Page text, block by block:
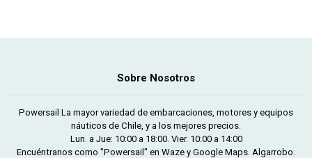
Sobre Nosotros
Powersail La mayor variedad de embarcaciones, motores y equipos
náuticos de Chile, y a los mejores precios.
Lun. a Jue: 10:00 a 18:00. Vier. 10:00 a 14:00
Encuéntranos como "Powersail" en Waze y Google Maps. Algarrobo.